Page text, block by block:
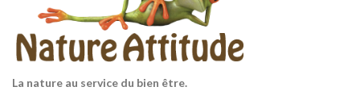
aux cheveux et stimuler leur
La nature au service du bien être.